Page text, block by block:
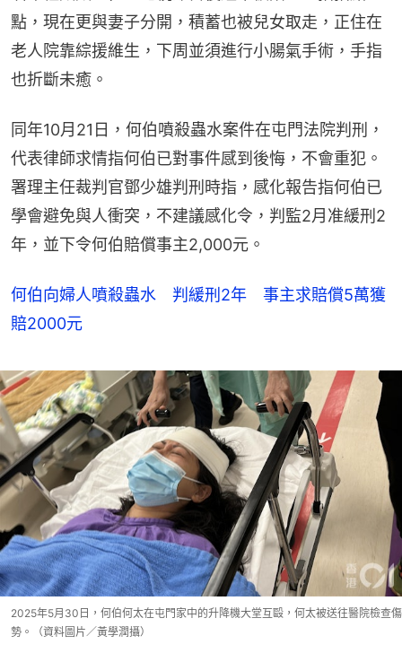
點，現在更與妻子分開，積蓄也被兒女取走，正住在
老人院靠綜援維生，下周並須進行小腸氣手術，手指
也折斷未癒。
同年10月21日，何伯噴殺蟲水案件在屯門法院判刑，
代表律師求情指何伯已對事件感到後悔，不會重犯。
署理主任裁判官鄧少雄判刑時指，感化報告指何伯已
學會避免與人衝突，不建議感化令，判監2月准緩刑2
年，並下令何伯賠償事主2,000元。
何伯向婦人噴殺蟲水 判緩刑2年 事主求賠償5萬獲
賠2000元
2025年5月30日，何伯何太在屯門家中的升降機大堂互毆，何太被送往醫院檢查傷
勢。（資料圖片／黃學潤攝）